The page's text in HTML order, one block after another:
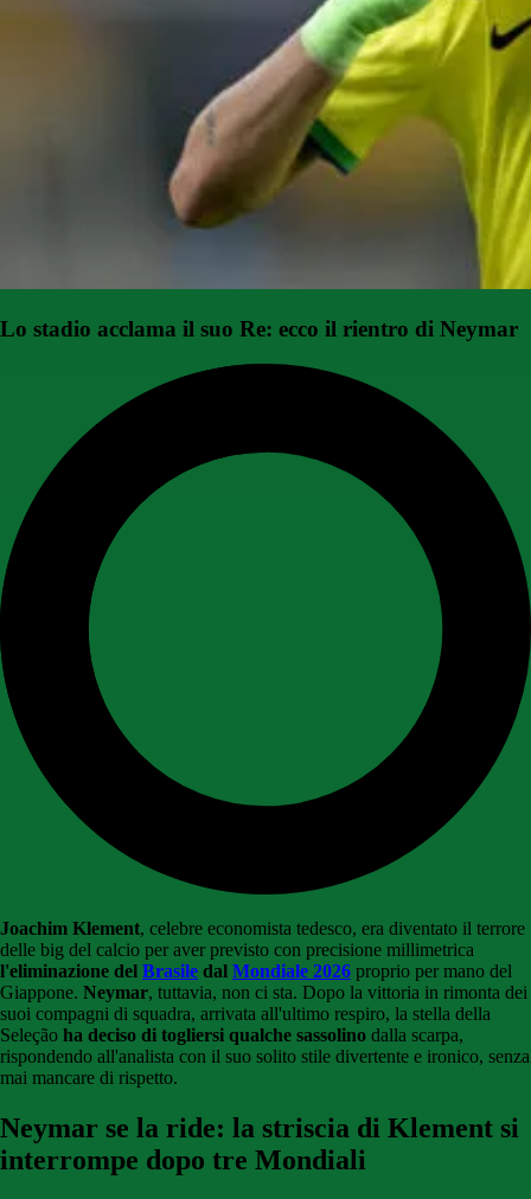
Lo stadio acclama il suo Re: ecco il rientro di Neymar
Joachim Klement, celebre economista tedesco, era diventato il terrore
delle big del calcio per aver previsto con precisione millimetrica
l'eliminazione del Brasile dal Mondiale 2026 proprio per mano del
Giappone. Neymar, tuttavia, non ci sta. Dopo la vittoria in rimonta dei
suoi compagni di squadra, arrivata all'ultimo respiro, la stella della
Seleção ha deciso di togliersi qualche sassolino dalla scarpa,
rispondendo all'analista con il suo solito stile divertente e ironico, senza
mai mancare di rispetto.
Neymar se la ride: la striscia di Klement si
interrompe dopo tre Mondiali